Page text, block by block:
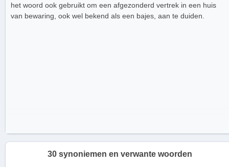
het woord ook gebruikt om een afgezonderd vertrek in een huis
van bewaring, ook wel bekend als een bajes, aan te duiden.
30 synoniemen en verwante woorden